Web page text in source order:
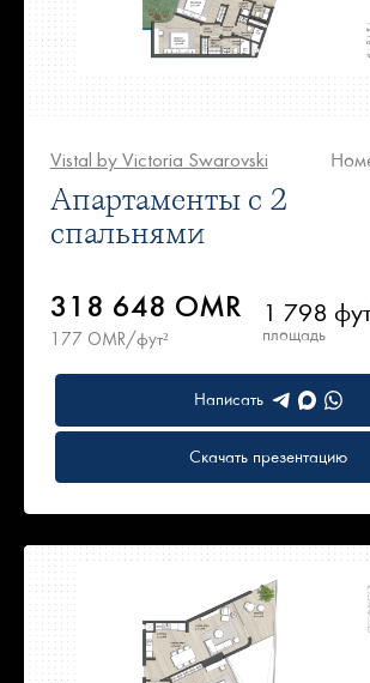
Vistal by Victoria Swarovski
Апартаменты с 2
спальнями
318 648 OMR
177 OMR/фут²
1 798
площадь
Написать
Скачать презентацию